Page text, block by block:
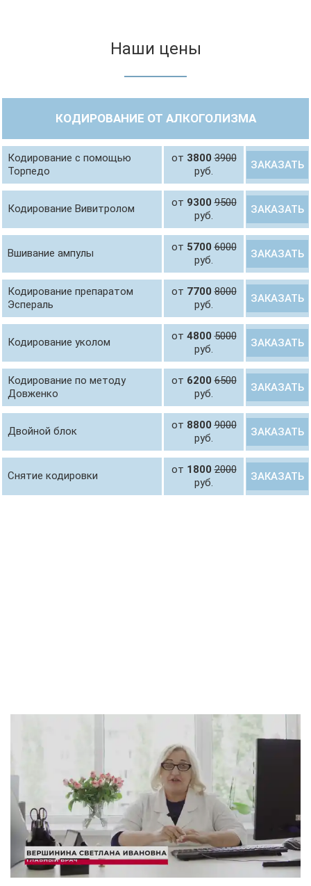
Наши цены
КОДИРОВАНИЕ ОТ АЛКОГОЛИЗМА
Кодирование с помощью
Торпедо
от 38003900
руб.
ЗАКАЗАТЬ
Кодирование Вивитролом от 93009500
руб.
ЗАКАЗАТЬ
Вшивание ампулы от 57006000
руб.
ЗАКАЗАТЬ
Кодирование препаратом
Эспераль
от 77008000
руб.
ЗАКАЗАТЬ
Кодирование уколом от 48005000
руб.
ЗАКАЗАТЬ
Кодирование по методу
Довженко
от 62006500
руб.
ЗАКАЗАТЬ
Двойной блок от 88009000
руб.
ЗАКАЗАТЬ
Снятие кодировки от 18002000
руб.
ЗАКАЗАТЬ